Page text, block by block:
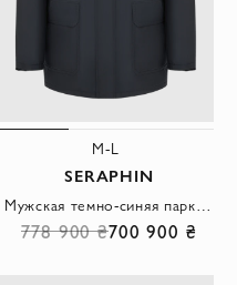
M-L
SERAPHIN
778 900 ₴700 900 ₴